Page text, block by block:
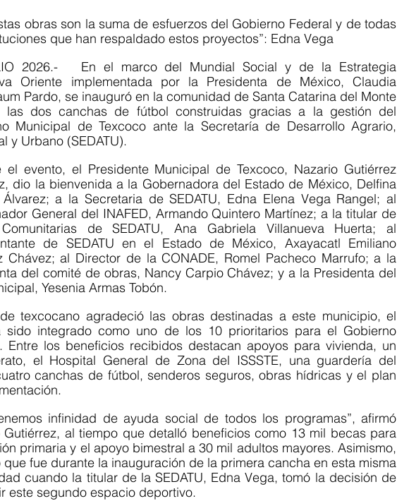
que han respaldado estos proyectos”: Edna Vega
2026.-   En el marco del Mundial Social y de la Estrategia
Oriente implementada por la Presidenta de México, Claudia
Pardo, se inauguró en la comunidad de Santa Catarina del Monte
las dos canchas de fútbol construidas gracias a la gestión del
Municipal de Texcoco ante la Secretaría de Desarrollo Agrario,
y Urbano (SEDATU).
el evento, el Presidente Municipal de Texcoco, Nazario Gutiérrez
dio la bienvenida a la Gobernadora del Estado de México, Delfina
Álvarez; a la Secretaria de SEDATU, Edna Elena Vega Rangel; al
General del INAFED, Armando Quintero Martínez; a la titular de
de SEDATU, Ana Gabriela Villanueva Huerta; al
de SEDATU en el Estado de México, Axayacatl Emiliano
Chávez; al Director de la CONADE, Romel Pacheco Marrufo; a la
del comité de obras, Nancy Carpio Chávez; y a la Presidenta del
Yesenia Armas Tobón.
texcocano agradeció las obras destinadas a este municipio, el
sido integrado como uno de los 10 prioritarios para el Gobierno
Entre los beneficios recibidos destacan apoyos para vivienda, un
el Hospital General de Zona del ISSSTE, una guardería del
canchas de fútbol, senderos seguros, obras hídricas y el plan
infinidad de ayuda social de todos los programas”, afirmó
Gutiérrez, al tiempo que detalló beneficios como 13 mil becas para
primaria y el apoyo bimestral a 30 mil adultos mayores. Asimismo,
que fue durante la inauguración de la primera cancha en esta misma
cuando la titular de la SEDATU, Edna Vega, tomó la decisión de
este segundo espacio deportivo.